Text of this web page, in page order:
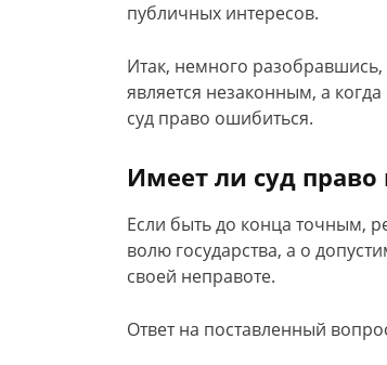
публичных интересов.
Итак, немного
является незаконным, а
суд право ошибиться.
Имеет ли суд
Если быть до конца точным,
волю государства, а о
своей неправоте.
Ответ на поставленный